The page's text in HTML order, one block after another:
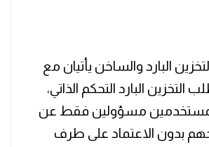
البارد والساخن يأتيان مع
التخزين البارد التحكم الذاتي،
مسؤولين فقط عن
بدون الاعتماد على طرف